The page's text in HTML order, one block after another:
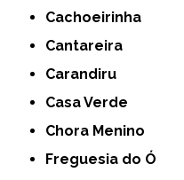
Cachoeirinha
Cantareira
Carandiru
Casa Verde
Chora Menino
Freguesia do Ó